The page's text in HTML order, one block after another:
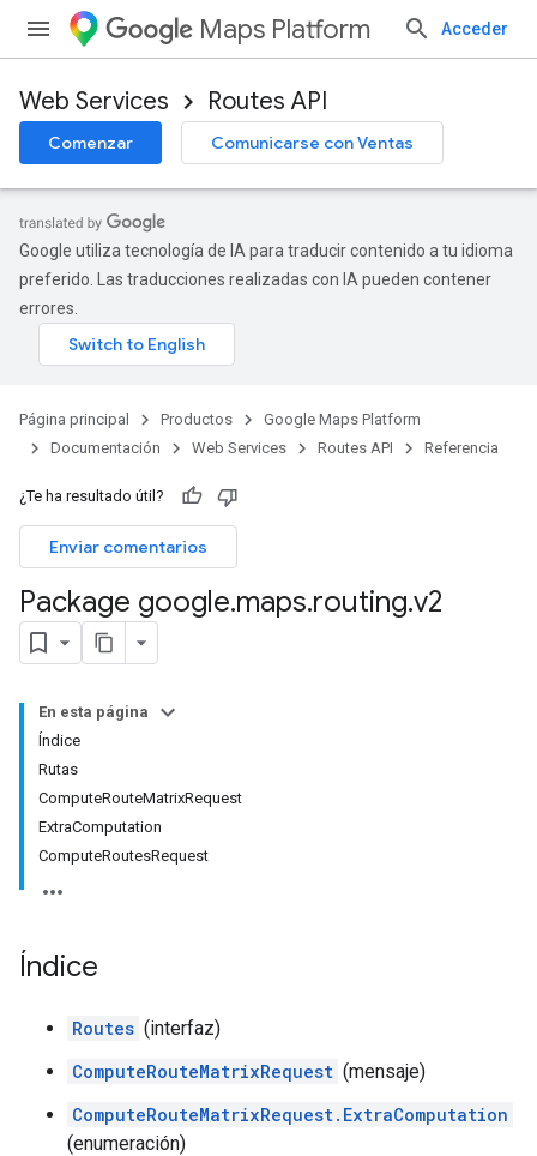
Maps Platform Acceder
Web Services Routes API
Comenzar Comunicarse con Ventas
Google utiliza tecnología de IA para traducir contenido a tu idioma
preferido. Las traducciones realizadas con IA pueden contener
errores.
Página principal Productos
Google Maps Platform
Documentación
Web Services Routes API Referencia
¿Te ha resultado útil?
Enviar comentarios
Package google.maps.routing.v2
En esta página
Índice
Rutas
ComputeRouteMatrixRequest
ExtraComputation
ComputeRoutesRequest
Índice
Routes (interfaz)
ComputeRouteMatrixRequest (mensaje)
ComputeRouteMatrixRequest.ExtraComputation
(enumeración)